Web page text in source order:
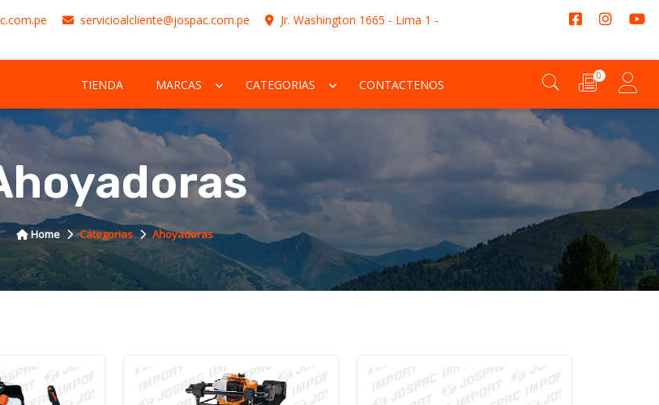
servicioalcliente@jospac.com.pe
Jr. Washington 1665 - Lima 1 -
TIENDA MARCAS CATEGORIAS CONTACTENOS
0
Home Categorias Ahoyadoras